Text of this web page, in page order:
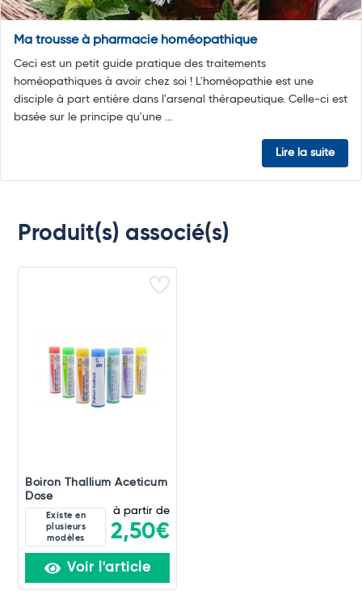
Ma trousse à pharmacie homéopathique
Ceci est un petit guide pratique des traitements
homéopathiques à avoir chez soi ! L'homéopathie est une
disciple à part entière dans l'arsenal thérapeutique. Celle-ci est
basée sur le principe qu'une ...
Lire la suite
Produit(s) associé(s)
Boiron Thallium Aceticum
Dose
Existe en
plusieurs
modèles
à partir de
2,50€
Voir l'article